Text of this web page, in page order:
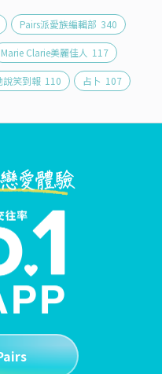
Pairs派愛族編輯部 340
Marie Clarie美麗佳人 117
說笑到報 110 占卜 107